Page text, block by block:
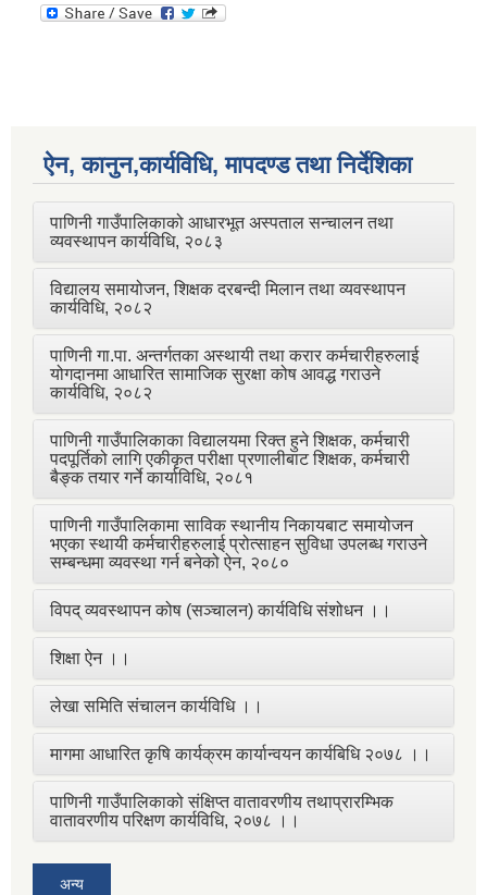
ऐन, कानुन,कार्यविधि, मापदण्ड तथा निर्देशिका
पाणिनी गाउँपालिकाको आधारभूत अस्पताल सन्चालन तथा
व्यवस्थापन कार्यविधि, २०८३
विद्यालय समायोजन, शिक्षक दरबन्दी मिलान तथा व्यवस्थापन
कार्यविधि, २०८२
पाणिनी गा.पा. अन्तर्गतका अस्थायी तथा करार कर्मचारीहरुलाई
योगदानमा आधारित सामाजिक सुरक्षा कोष आवद्ध गराउने
कार्यविधि, २०८२
पाणिनी गाउँपालिकाका विद्यालयमा रिक्त हुने शिक्षक, कर्मचारी
पदपूर्तिको लागि एकीकृत परीक्षा प्रणालीबाट शिक्षक, कर्मचारी
बैङ्क तयार गर्ने कार्याविधि, २०८१
पाणिनी गाउँपालिकामा साविक स्थानीय निकायबाट समायोजन
भएका स्थायी कर्मचारीहरुलाई प्रोत्साहन सुविधा उपलब्ध गराउने
सम्बन्धमा व्यवस्था गर्न बनेको ऐन, २०८०
विपद् व्यवस्थापन कोष (सञ्चालन) कार्यविधि संशोधन ।।
शिक्षा ऐन ।।
लेखा समिति संचालन कार्यविधि ।।
मागमा आधारित कृषि कार्यक्रम कार्यान्वयन कार्यबिधि २०७८ ।।
पाणिनी गाउँपालिकाको संक्षिप्त वातावरणीय तथाप्रारम्भिक
वातावरणीय परिक्षण कार्यविधि, २०७८ ।।
अन्य